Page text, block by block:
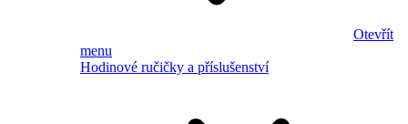
Otevřít
menu
Hodinové ručičky a příslušenství